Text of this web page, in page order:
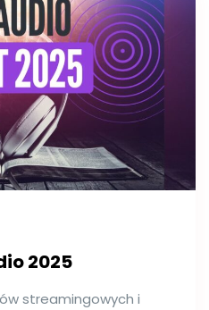
2025
streamingowych i